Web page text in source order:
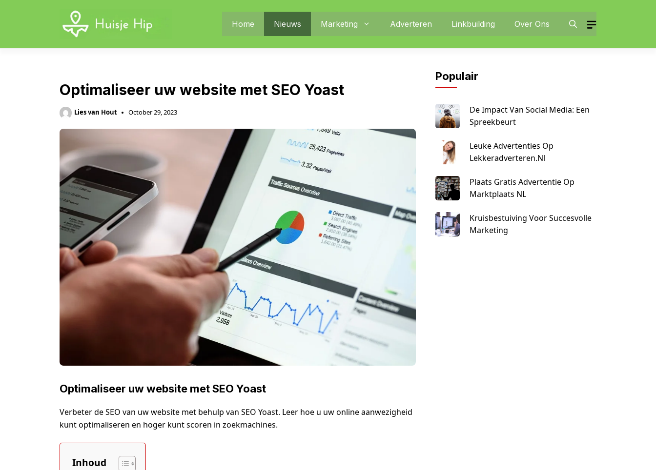
Home Nieuws Marketing Adverteren Linkbuilding Over Ons
Optimaliseer uw website met SEO Yoast
Lies van Hout October 29, 2023
Optimaliseer uw website met SEO Yoast
Verbeter de SEO van uw website met behulp van SEO Yoast. Leer hoe u uw online aanwezigheid
kunt optimaliseren en hoger kunt scoren in zoekmachines.
Inhoud
Populair
De Impact Van Social Media: Een
Spreekbeurt
Leuke Advertenties Op
Lekkeradverteren.nl
Plaats Gratis Advertentie Op
Marktplaats NL
Kruisbestuiving Voor Succesvolle
Marketing